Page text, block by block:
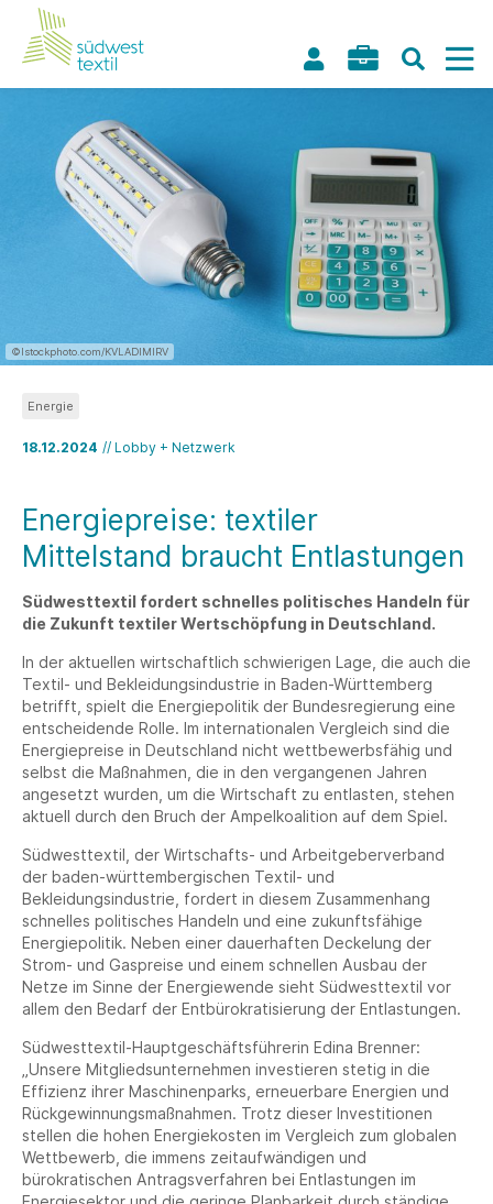
©Istockphoto.com/KVLADIMIRV
18.12.2024 // Lobby + Netzwerk
Energie
Energiepreise: textiler
Mittelstand braucht Entlastungen
Südwesttextil fordert schnelles politisches Handeln für
die Zukunft textiler Wertschöpfung in Deutschland.
In der aktuellen wirtschaftlich schwierigen Lage, die auch die
Textil- und Bekleidungsindustrie in Baden-Württemberg
betrifft, spielt die Energiepolitik der Bundesregierung eine
entscheidende Rolle. Im internationalen Vergleich sind die
Energiepreise in Deutschland nicht wettbewerbsfähig und
selbst die Maßnahmen, die in den vergangenen Jahren
angesetzt wurden, um die Wirtschaft zu entlasten, stehen
aktuell durch den Bruch der Ampelkoalition auf dem Spiel.
Südwesttextil, der Wirtschafts- und Arbeitgeberverband
der baden-württembergischen Textil- und
Bekleidungsindustrie, fordert in diesem Zusammenhang
schnelles politisches Handeln und eine zukunftsfähige
Energiepolitik. Neben einer dauerhaften Deckelung der
Strom- und Gaspreise und einem schnellen Ausbau der
Netze im Sinne der Energiewende sieht Südwesttextil vor
allem den Bedarf der Entbürokratisierung der Entlastungen.
Südwesttextil-Hauptgeschäftsführerin Edina Brenner:
„Unsere Mitgliedsunternehmen investieren stetig in die
Effizienz ihrer Maschinenparks, erneuerbare Energien und
Rückgewinnungsmaßnahmen. Trotz dieser Investitionen
stellen die hohen Energiekosten im Vergleich zum globalen
Wettbewerb, die immens zeitaufwändigen und
bürokratischen Antragsverfahren bei Entlastungen im